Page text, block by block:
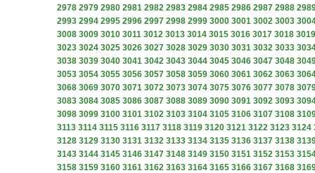
2978 2979 2980 2981 2982 2983 2984 2985 2986 2987 2988
2993 2994 2995 2996 2997 2998 2999 3000 3001 3002 3003
3008 3009 3010 3011 3012 3013 3014 3015 3016 3017 3018 3019
3023 3024 3025 3026 3027 3028 3029 3030 3031 3032 3033
3038 3039 3040 3041 3042 3043 3044 3045 3046 3047 3048
3053 3054 3055 3056 3057 3058 3059 3060 3061 3062 3063
3068 3069 3070 3071 3072 3073 3074 3075 3076 3077 3078
3083 3084 3085 3086 3087 3088 3089 3090 3091 3092 3093
3098 3099 3100 3101 3102 3103 3104 3105 3106 3107 3108
3113 3114 3115 3116 3117 3118 3119 3120 3121 3122 3123 3124
3128 3129 3130 3131 3132 3133 3134 3135 3136 3137 3138
3143 3144 3145 3146 3147 3148 3149 3150 3151 3152 3153
3158 3159 3160 3161 3162 3163 3164 3165 3166 3167 3168